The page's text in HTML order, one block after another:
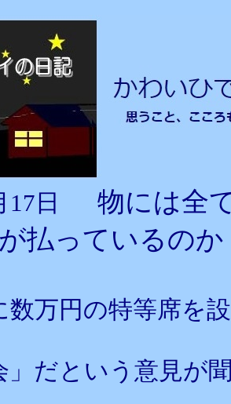
17日
物には全
払っているのか
数万円の特等席を
」だという意見が